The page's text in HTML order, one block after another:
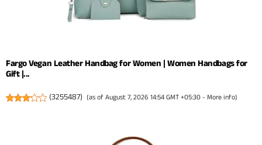
Fargo Vegan Leather Handbag for Women | Women Handbags for
Gift |...
(3255487) (as of August 7, 2026 14:54 GMT +05:30 - More info)